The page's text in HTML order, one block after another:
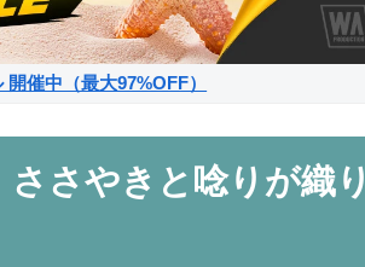
催中（最大97%OFF）
さやきと唸りが織り